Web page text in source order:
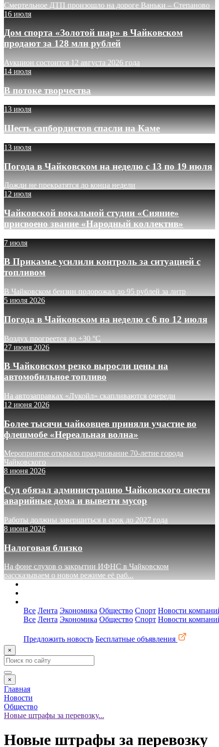
Смертельное ДТП произошло на дороге Ваньки – Степаново
16 июля
Дом спорта «Золотой шар» в Чайковском
продают за 128 млн рублей
Аукцион состоится 12 августа 2026 года
14 июля
В потоке творчества
13 июля
Шесть сапбордистов спасли на Каме
13 июля
Погода в Чайковском на неделю с 13 по 19 июля
Дожди не прекратятся до конца недели
12 июля
Чайковской вокальной студии «Сияние»
присвоено звание «Народный коллектив»
7 июля
В Прикамье усилили контроль за ситуацией с
топливом
В Чайковском бензин подорожал до 95 рублей за литр
5 июля 2026
Погода в Чайковском на неделю с 6 по 12 июля
Воздух прогреется до +30 °C
27 июня 2026
В Чайковском резко выросли цены на
автомобильное топливо
На автозаправках «Лукойл» скапливаются очереди
12 июня 2026
Более тысячи чайковцев приняли участие во
флешмобе «Нереальная волна»
Мероприятие открыло празднование 70-летие города
Чайковского
8 июня 2026
Суд обязал администрацию Чайковского снести
аварийные дома и вывезти мусор
Работы должны завершиться в срок до 2027 года
8 июня 2026
Налоговая близко
На фоне слухов о закрытии ИФНС в Чайковском
рассказываем о новом режиме её раб...
Все Лента Экономика Общество Спорт Новости
Все Лента Экономика Общество Спорт Новости
Предложить новость Бесплатные объявления
×
×
Главная
Новости
Общество
Новые штрафы за перевозку...
Новые штрафы за перевозку